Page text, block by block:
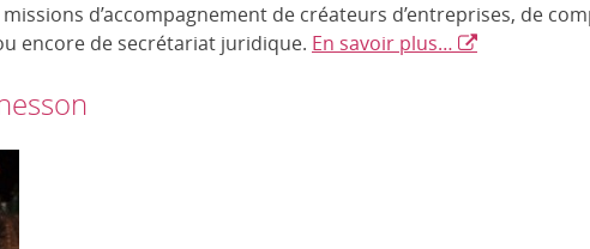
d’accompagnement de créateurs d’entreprises, de
encore de secrétariat juridique. En savoir plus…